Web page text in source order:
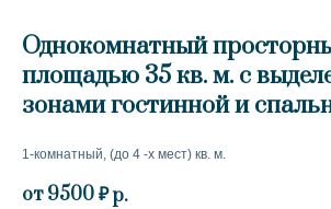
Однокомнатный
площадью 35 кв. м. с
зонами гостинной и
1-комнатный, (до 4 -х мест) кв. м.
от 9500 ₽р.